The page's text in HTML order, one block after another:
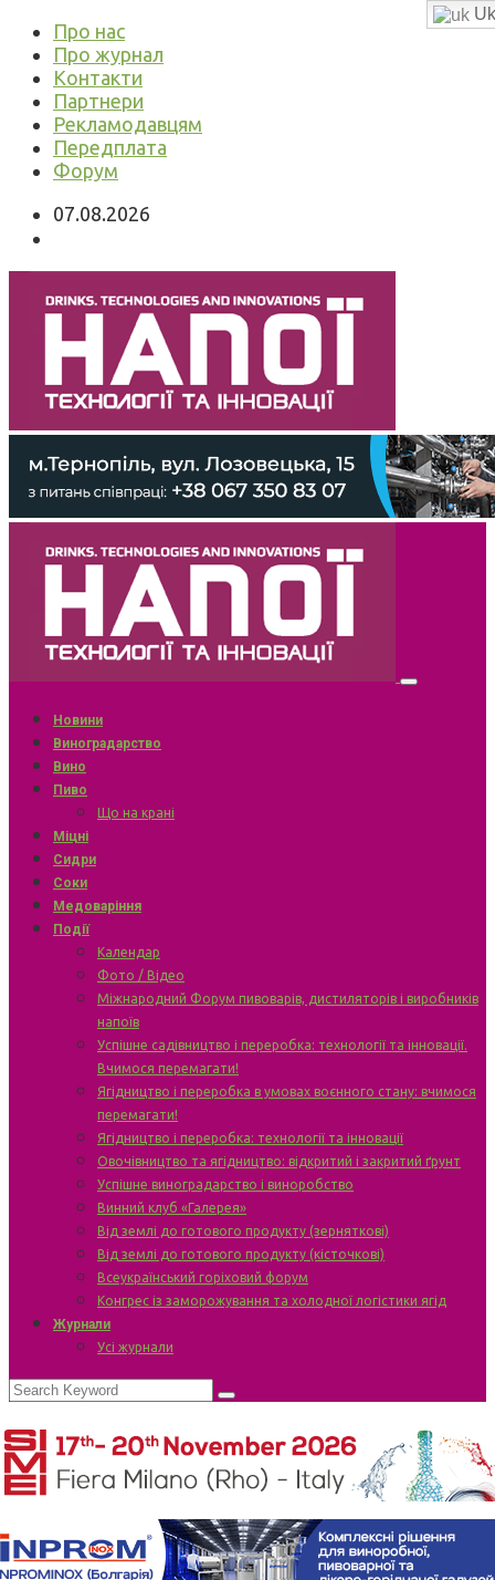
Про нас
Про журнал
Контакти
Партнери
Рекламодавцям
Передплата
Форум
07.08.2026
Новини
Виноградарство
Вино
Пиво
Що на крані
Міцні
Сидри
Соки
Медоваріння
Події
Календар
Фото / Відео
Міжнародний Форум пивоварів, дистиляторів і виробників
напоїв
Успішне садівництво і переробка: технології та інновації.
Вчимося перемагати!
Ягідництво і переробка в умовах воєнного стану: вчимося
перемагати!
Ягідництво і переробка: технології та інновації
Овочівництво та ягідництво: відкритий і закритий ґрунт
Успішне виноградарство і виноробство
Винний клуб «Галерея»
Від землі до готового продукту (зерняткові)
Від землі до готового продукту (кісточкові)
Всеукраїнський горіховий форум
Конгрес із заморожування та холодної логістики ягід
Журнали
Усі журнали